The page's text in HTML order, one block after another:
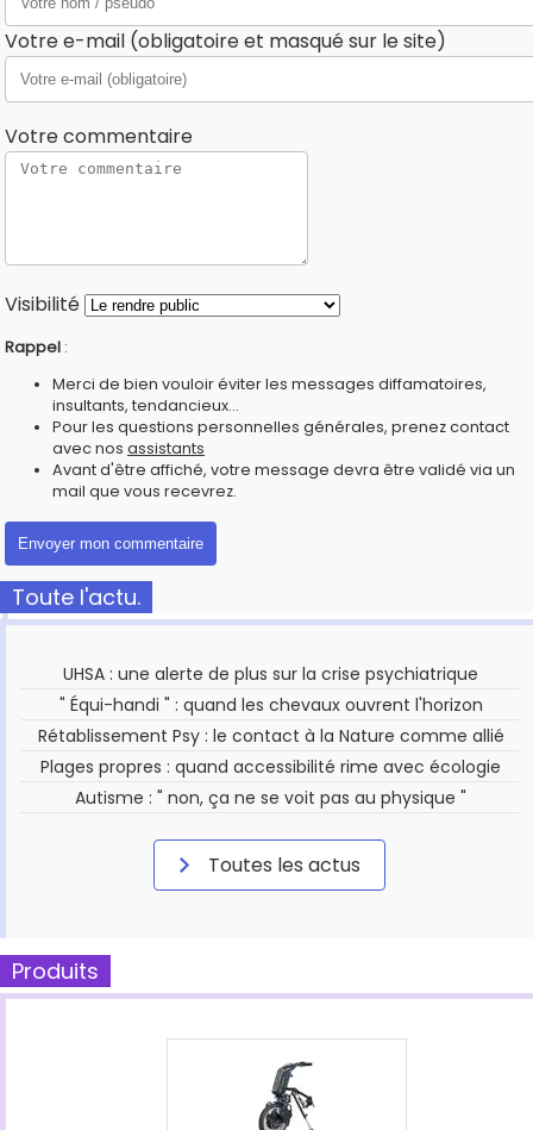
Votre e-mail (obligatoire et masqué sur le site)
Votre commentaire
Visibilité
Rappel :
Merci de bien vouloir éviter les messages diffamatoires,
insultants, tendancieux...
Pour les questions personnelles générales, prenez contact
avec nos assistants
Avant d'être affiché, votre message devra être validé via un
mail que vous recevrez.
Toute l'actu.
UHSA : une alerte de plus sur la crise psychiatrique
" Équi-handi " : quand les chevaux ouvrent l'horizon
Rétablissement Psy : le contact à la Nature comme allié
Plages propres : quand accessibilité rime avec écologie
Autisme : " non, ça ne se voit pas au physique "
Toutes les actus
Produits